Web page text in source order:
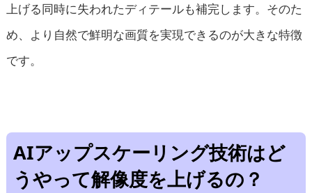
上げる同時に失われたディテールも補完します。そのた
め、より自然で鮮明な画質を実現できるのが大きな特徴
です。
AIアップスケーリング技術はど
うやって解像度を上げるの？